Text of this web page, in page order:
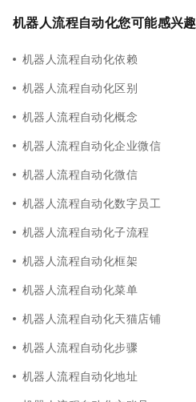
机器人流程自动化您可能感兴趣
机器人流程自动化依赖
机器人流程自动化区别
机器人流程自动化概念
机器人流程自动化企业微信
机器人流程自动化微信
机器人流程自动化数字员工
机器人流程自动化子流程
机器人流程自动化框架
机器人流程自动化菜单
机器人流程自动化天猫店铺
机器人流程自动化步骤
机器人流程自动化地址